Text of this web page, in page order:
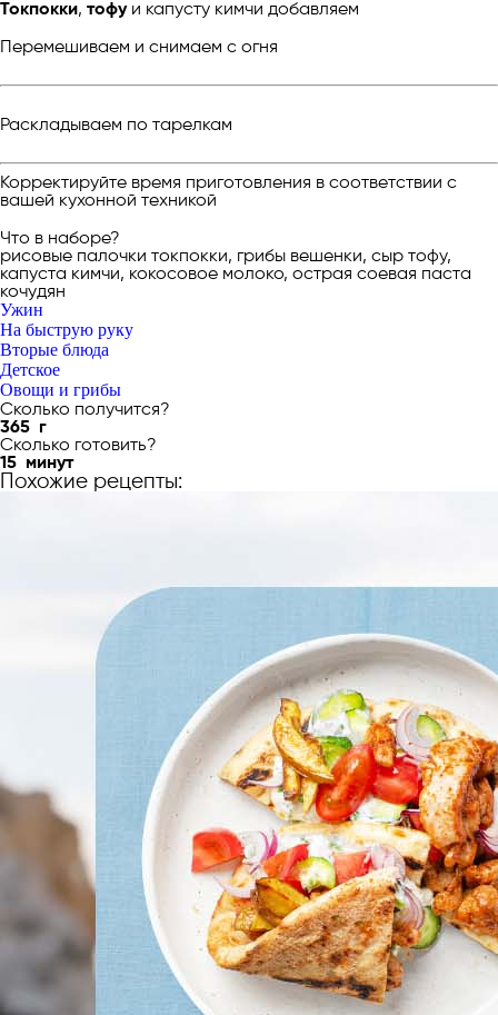
Токпокки, тофуи капусту кимчи добавляем
Перемешиваем и снимаем с огня
Раскладываем по тарелкам
Корректируйте время приготовления в соответствии с
вашей кухонной техникой
Что в наборе?
рисовые палочки токпокки, грибы вешенки, сыр тофу,
капуста кимчи, кокосовое молоко, острая соевая паста
кочудян
Ужин
На быструю руку
Вторые блюда
Детское
Овощи и грибы
Сколько получится?
365 г
Сколько готовить?
15 минут
Похожие рецепты: